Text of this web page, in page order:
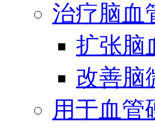
治疗脑血
扩张脑
改善脑
用于血管